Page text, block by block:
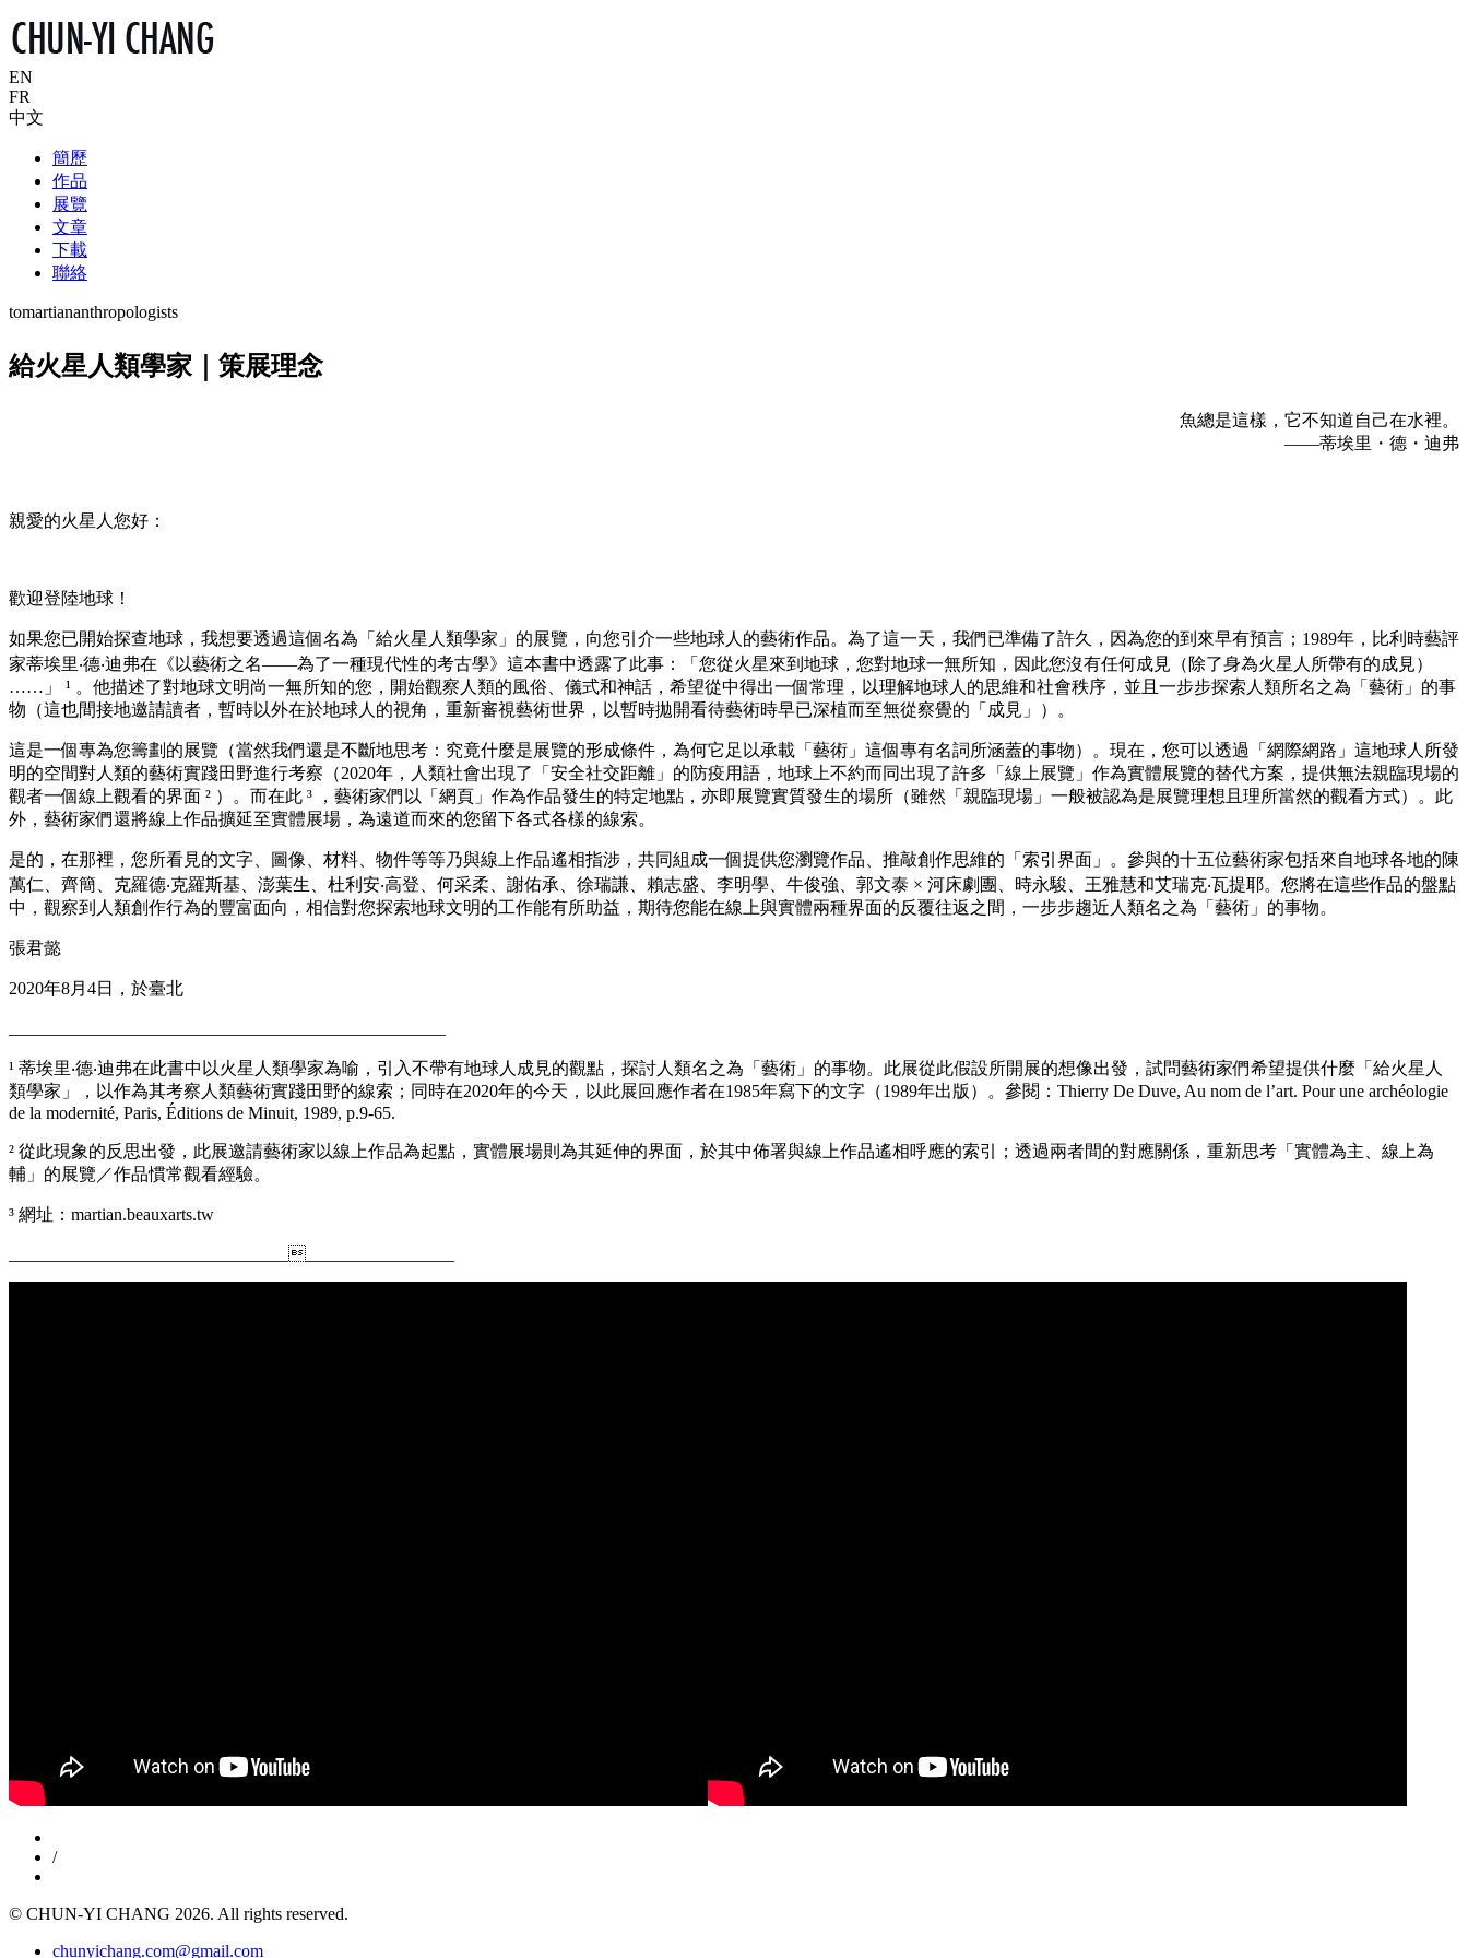
EN
FR
中文
簡歷
作品
展覽
文章
下載
聯絡
tomartiananthropologists
給火星人類學家｜策展理念
魚總是這樣，它不知道自己在水裡。
——蒂埃里・德・迪弗
親愛的火星人您好：
歡迎登陸地球！
如果您已開始探查地球，我想要透過這個名為「給火星人類學家」的展覽，向您引介一些地球人的藝術作品。為了這一天，我們已準備了許久，因為您的到來早有預言；1989年，比利時藝評
家蒂埃里‧德‧迪弗在《以藝術之名——為了一種現代性的考古學》這本書中透露了此事：「您從火星來到地球，您對地球一無所知，因此您沒有任何成見（除了身為火星人所帶有的成見）
……」 ¹ 。他描述了對地球文明尚一無所知的您，開始觀察人類的風俗、儀式和神話，希望從中得出一個常理，以理解地球人的思維和社會秩序，並且一步步探索人類所名之為「藝術」的事
物（這也間接地邀請讀者，暫時以外在於地球人的視角，重新審視藝術世界，以暫時拋開看待藝術時早已深植而至無從察覺的「成見」）。
這是一個專為您籌劃的展覽（當然我們還是不斷地思考：究竟什麼是展覽的形成條件，為何它足以承載「藝術」這個專有名詞所涵蓋的事物）。現在，您可以透過「網際網路」這地球人所發
明的空間對人類的藝術實踐田野進行考察（2020年，人類社會出現了「安全社交距離」的防疫用語，地球上不約而同出現了許多「線上展覽」作為實體展覽的替代方案，提供無法親臨現場的
觀者一個線上觀看的界面 ² ）。而在此 ³ ，藝術家們以「網頁」作為作品發生的特定地點，亦即展覽實質發生的場所（雖然「親臨現場」一般被認為是展覽理想且理所當然的觀看方式）。此
外，藝術家們還將線上作品擴延至實體展場，為遠道而來的您留下各式各樣的線索。
是的，在那裡，您所看見的文字、圖像、材料、物件等等乃與線上作品遙相指涉，共同組成一個提供您瀏覽作品、推敲創作思維的「索引界面」。參與的十五位藝術家包括來自地球各地的陳
萬仁、齊簡、克羅德‧克羅斯基、澎葉生、杜利安‧高登、何采柔、謝佑承、徐瑞謙、賴志盛、李明學、牛俊強、郭文泰 × 河床劇團、時永駿、王雅慧和艾瑞克‧瓦提耶。您將在這些作品的盤點
中，觀察到人類創作行為的豐富面向，相信對您探索地球文明的工作能有所助益，期待您能在線上與實體兩種界面的反覆往返之間，一步步趨近人類名之為「藝術」的事物。
張君懿
2020年8月4日，於臺北
¹ 蒂埃里‧德‧迪弗在此書中以火星人類學家為喻，引入不帶有地球人成見的觀點，探討人類名之為「藝術」的事物。此展從此假設所開展的想像出發，試問藝術家們希望提供什麼「給火星人
類學家」，以作為其考察人類藝術實踐田野的線索；同時在2020年的今天，以此展回應作者在1985年寫下的文字（1989年出版）。參閱：Thierry De Duve, Au nom de l’art. Pour une archéologie
de la modernité, Paris, Éditions de Minuit, 1989, p.9-65.
² 從此現象的反思出發，此展邀請藝術家以線上作品為起點，實體展場則為其延伸的界面，於其中佈署與線上作品遙相呼應的索引；透過兩者間的對應關係，重新思考「實體為主、線上為
輔」的展覽／作品慣常觀看經驗。
³ 網址：martian.beauxarts.tw
_________________________________________________
/
© CHUN-YI CHANG 2026. All rights reserved.
chunyichang.com@gmail.com